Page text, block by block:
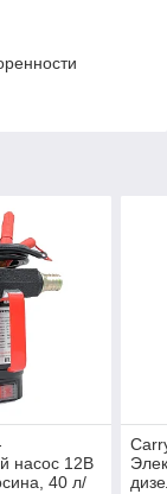
насос 12В
40 л/